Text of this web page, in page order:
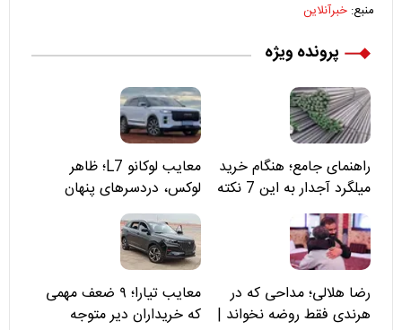
منبع: خبرآنلاین
پرونده ویژه
راهنمای جامع؛ هنگام خرید
میلگرد آجدار به این 7 نکته
توجه کنید
معایب لوکانو L7؛ ظاهر
لوکس، دردسرهای پنهان
رضا هلالی؛ مداحی که در
هرندی فقط روضه نخواند |
معایب تیارا؛ ۹ ضعف مهمی
که خریداران دیر متوجه